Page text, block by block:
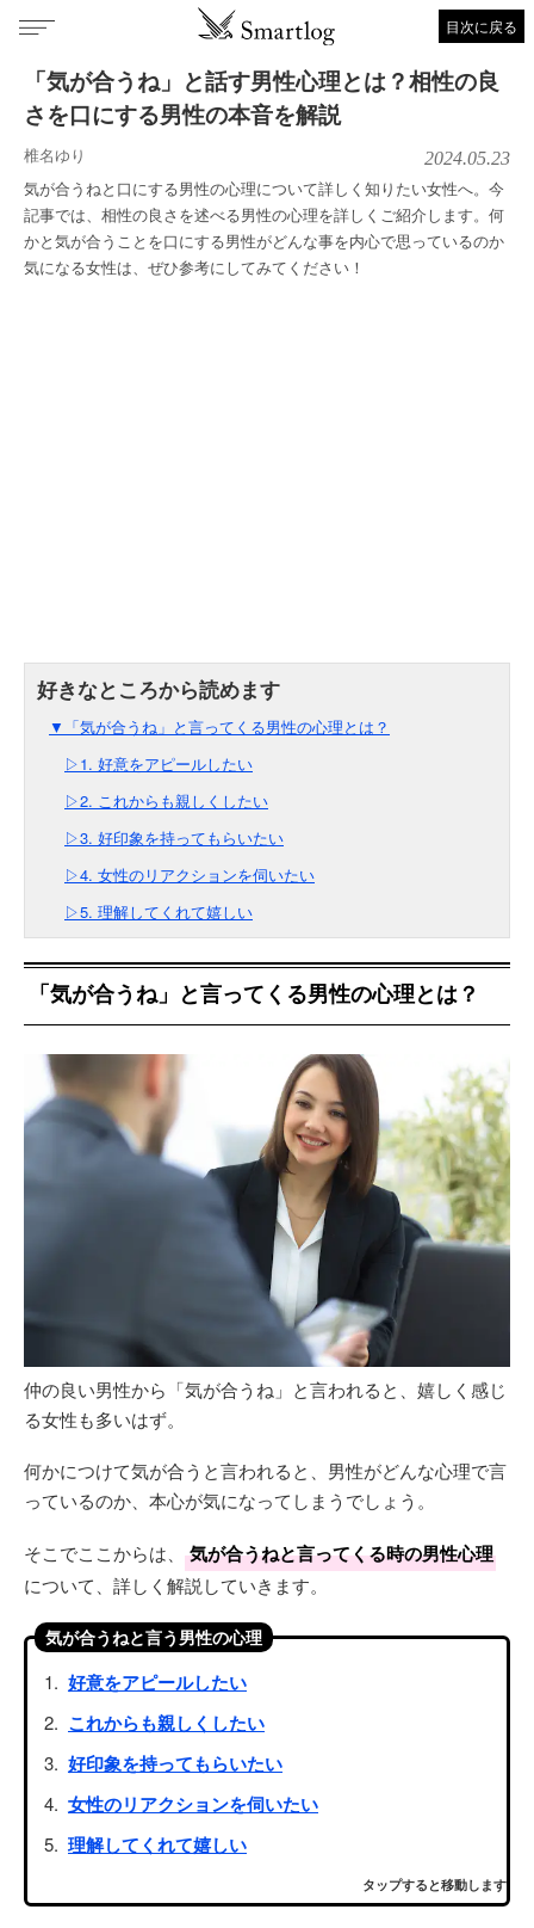
目次に戻る
「気が合うね」と話す男性心理とは？相性の良
さを口にする男性の本音を解説
椎名ゆり 2024.05.23
気が合うねと口にする男性の心理について詳しく知りたい女性へ。今
記事では、相性の良さを述べる男性の心理を詳しくご紹介します。何
かと気が合うことを口にする男性がどんな事を内心で思っているのか
気になる女性は、ぜひ参考にしてみてください！
▼「気が合うね」と言ってくる男性の心理とは？
▷1. 好意をアピールしたい
▷2. これからも親しくしたい
▷3. 好印象を持ってもらいたい
▷4. 女性のリアクションを伺いたい
▷5. 理解してくれて嬉しい
「気が合うね」と言ってくる男性の心理とは？
仲の良い男性から「気が合うね」と言われると、嬉しく感じ
る女性も多いはず。
何かにつけて気が合うと言われると、男性がどんな心理で言
っているのか、本心が気になってしまうでしょう。
そこでここからは、 気が合うねと言ってくる時の男性心理
について、詳しく解説していきます。
気が合うねと言う男性の心理
好意をアピールしたい
これからも親しくしたい
好印象を持ってもらいたい
女性のリアクションを伺いたい
理解してくれて嬉しい
タップすると移動します